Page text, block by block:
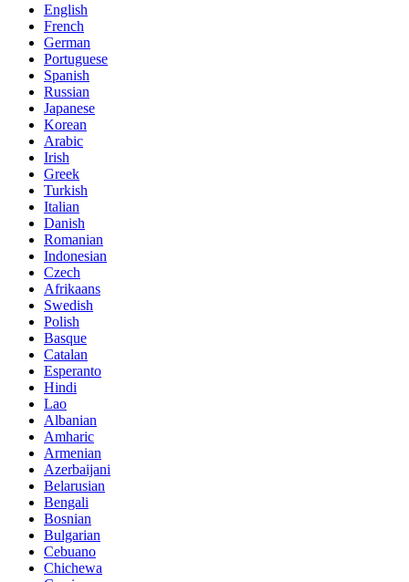
English
French
German
Portuguese
Spanish
Russian
Japanese
Korean
Arabic
Irish
Greek
Turkish
Italian
Danish
Romanian
Indonesian
Czech
Afrikaans
Swedish
Polish
Basque
Catalan
Esperanto
Hindi
Lao
Albanian
Amharic
Armenian
Azerbaijani
Belarusian
Bengali
Bosnian
Bulgarian
Cebuano
Chichewa